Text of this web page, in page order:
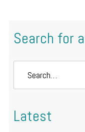
Search for
Latest